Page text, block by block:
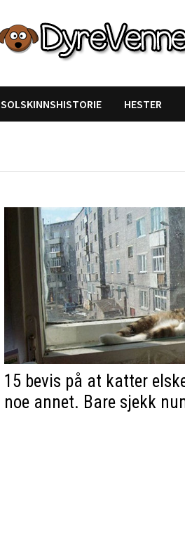
SOLSKINNSHISTORIE HESTER
15 bevis på at katter
noe annet. Bare sjekk
Likte du denne
DEL den gjerne!
Del på
Nei takk